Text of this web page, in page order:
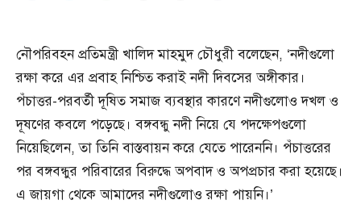
নৌপরিবহন প্রতিমন্ত্রী খালিদ মাহমুদ চৌধুরী বলেছেন, ‘নদীগুলো
রক্ষা করে এর প্রবাহ নিশ্চিত করাই নদী দিবসের অঙ্গীকার।
পঁচাত্তর-পরবর্তী দূষিত সমাজ ব্যবস্থার কারণে নদীগুলোও দখল ও
দূষণের কবলে পড়েছে। বঙ্গবন্ধু নদী নিয়ে যে পদক্ষেপগুলো
নিয়েছিলেন, তা তিনি বাস্তবায়ন করে যেতে পারেননি। পঁচাত্তরের
পর বঙ্গবন্ধুর পরিবারের বিরুদ্ধে অপবাদ ও অপপ্রচার করা হয়েছে।
এ জায়গা থেকে আমাদের নদীগুলোও রক্ষা পায়নি।’